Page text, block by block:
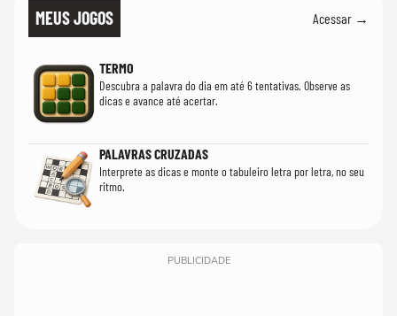
MEUS JOGOS Acessar →
TERMO
Descubra a palavra do dia em até 6 tentativas. Observe as
dicas e avance até acertar.
PALAVRAS CRUZADAS
Interprete as dicas e monte o tabuleiro letra por letra, no seu
ritmo.
PUBLICIDADE